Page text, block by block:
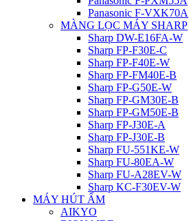
Panasonic F-VXK70A
MÀNG LỌC MÁY SHARP
Sharp DW-E16FA-W
Sharp FP-F30E-C
Sharp FP-F40E-W
Sharp FP-FM40E-B
Sharp FP-G50E-W
Sharp FP-GM30E-B
Sharp FP-GM50E-B
Sharp FP-J30E-A
Sharp FP-J30E-B
Sharp FU-551KE-W
Sharp FU-80EA-W
Sharp FU-A28EV-W
Sharp KC-F30EV-W
MÁY HÚT ẨM
AIKYO